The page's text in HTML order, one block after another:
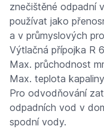
znečištěné odpadní
používat jako
a v průmyslových
Výtlačná přípojka R
Max. průchodnost
Max. teplota
Pro odvodňování
odpadních vod v
spodní vody.